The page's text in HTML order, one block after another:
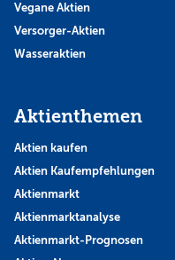
Vegane Aktien
Versorger-Aktien
Wasseraktien
Aktienthemen
Aktien kaufen
Aktien Kaufempfehlungen
Aktienmarkt
Aktienmarktanalyse
Aktienmarkt-Prognosen